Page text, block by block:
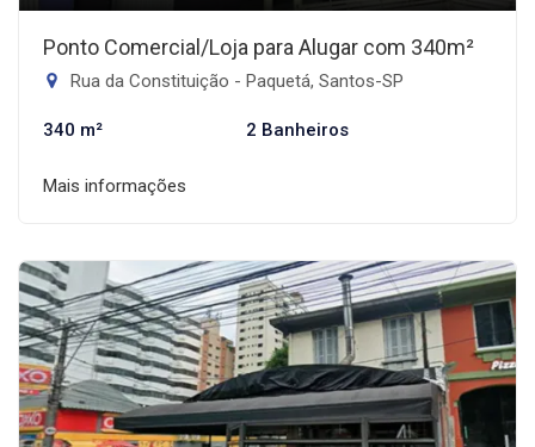
Ponto Comercial/Loja para Alugar com 340m²
Rua da Constituição - Paquetá, Santos-SP
340 m² 2 Banheiros
Mais informações